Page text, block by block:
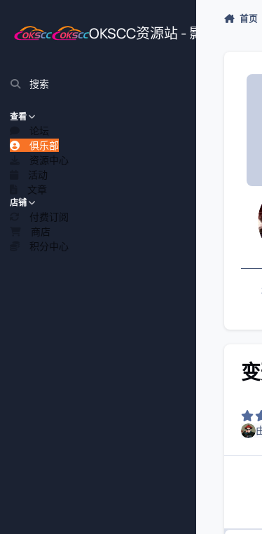
OKSCC资源站 - 影视、游
搜索
查看
论坛
俱乐部
资源中心
活动
文章
店铺
付费订阅
商店
积分中心
首页